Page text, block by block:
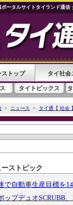
ポータルサイトタイランド通
ストップ タイ社会
タイトピックス
> ニュース > タイ通【 社会
ストピック
で自動車生産目標を
ップデュオSCRUBB